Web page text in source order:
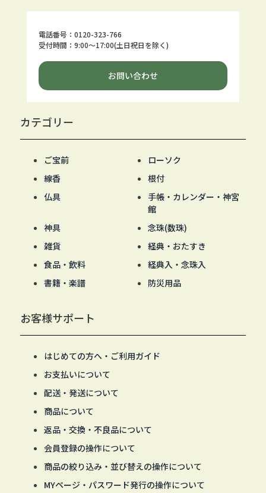
電話番号：0120-323-766
受付時間：9:00～17:00(土日祝日を除く)
お問い合わせ
カテゴリー
ご宝前
ローソク
線香
根付
仏具
手帳・カレンダー・神宮
館
神具
念珠(数珠)
雑貨
経典・おたすき
食品・飲料
経典入・念珠入
書籍・楽譜
防災用品
お客様サポート
はじめての方へ・ご利用ガイド
お支払いについて
配送・発送について
商品について
返品・交換・不良品について
会員登録の操作について
商品の絞り込み・並び替えの操作について
MYページ・パスワード発行の操作について